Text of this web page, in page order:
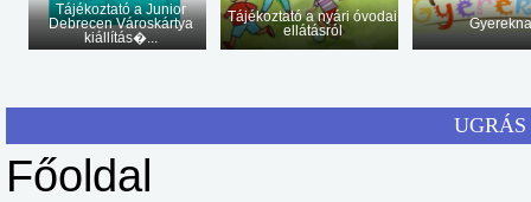
Tájékoztató a Junior
Debrecen Városkártya
kiállítás�...
Tájékoztató a nyári óvodai
ellátásról
Főoldal